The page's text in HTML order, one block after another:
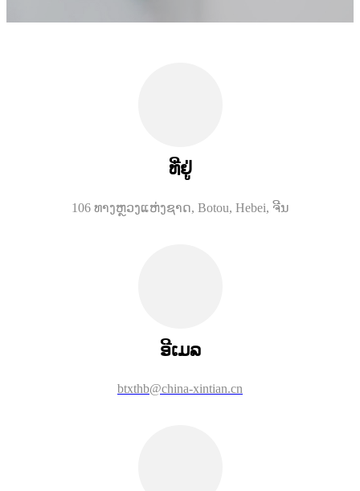
ທີ່ຢູ່
106 ທາງຫຼວງແຫ່ງຊາດ, Botou, Hebei, ຈີນ
ອີເມລ
btxthb@china-xintian.cn